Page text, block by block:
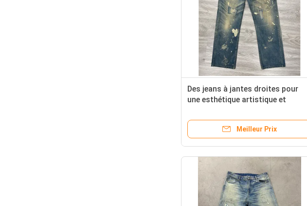
Des jeans à jantes droites pour
une esthétique artistique et
Meilleur Prix